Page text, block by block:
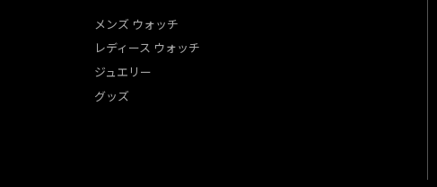
メンズ ウォッチ
レディース ウォッチ
ジュエリー
グッズ